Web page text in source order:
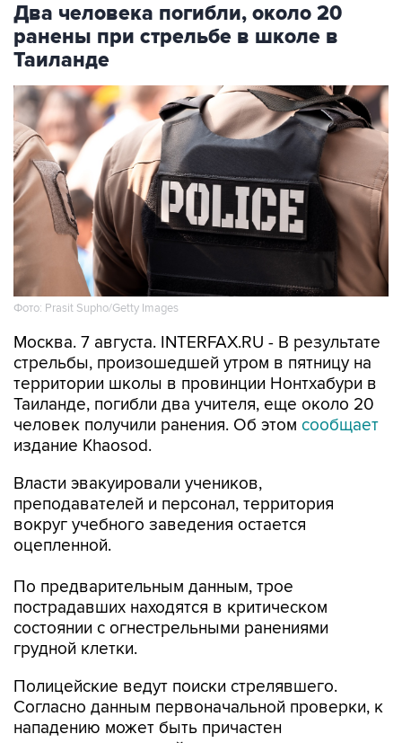
Два человека погибли, около 20
ранены при стрельбе в школе в
Таиланде
Фото: Prasit Supho/Getty Images
Москва. 7 августа. INTERFAX.RU - В результате
стрельбы, произошедшей утром в пятницу на
территории школы в провинции Нонтхабури в
Таиланде, погибли два учителя, еще около 20
человек получили ранения. Об этом сообщает
издание Khaosod.
Власти эвакуировали учеников,
преподавателей и персонал, территория
вокруг учебного заведения остается
оцепленной.
По предварительным данным, трое
пострадавших находятся в критическом
состоянии с огнестрельными ранениями
грудной клетки.
Полицейские ведут поиски стрелявшего.
Согласно данным первоначальной проверки, к
нападению может быть причастен